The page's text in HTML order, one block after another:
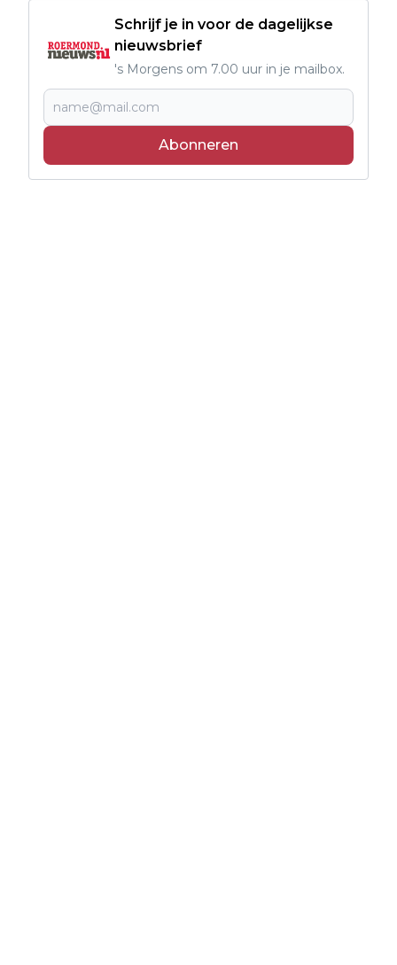
Schrijf je in voor de dagelijkse
nieuwsbrief
's Morgens om 7.00 uur in je mailbox.
Abonneren